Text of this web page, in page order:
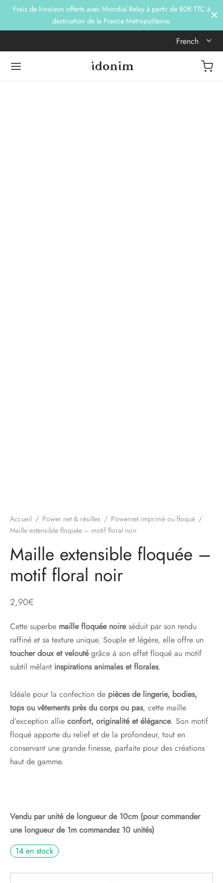
Frais de livraison offerts avec Mondial Relay à partir de 80€ TTC à
destination de la France Métropolitaine.
French
Accueil / Power net & résilles / Powernet imprimé ou floqué /
Maille extensible floquée – motif floral noir
Maille extensible floquée –
motif floral noir
2,90€
Cette superbe maille floquée noireséduit par son rendu
raffiné et sa texture unique. Souple et légère, elle offre un
toucher doux et veloutégrâce à son effet floqué au motif
subtil mêlant inspirations animales et florales.
Idéale pour la confection de pièces de lingerie, bodies,
tops ou vêtements près du corps ou pas, cette maille
d’exception allie confort, originalité et élégance. Son motif
floqué apporte du relief et de la profondeur, tout en
conservant une grande finesse, parfaite pour des créations
haut de gamme.
Vendu par unité de longueur de 10cm (pour commander
une longueur de 1m commandez 10 unités)
14 en stock